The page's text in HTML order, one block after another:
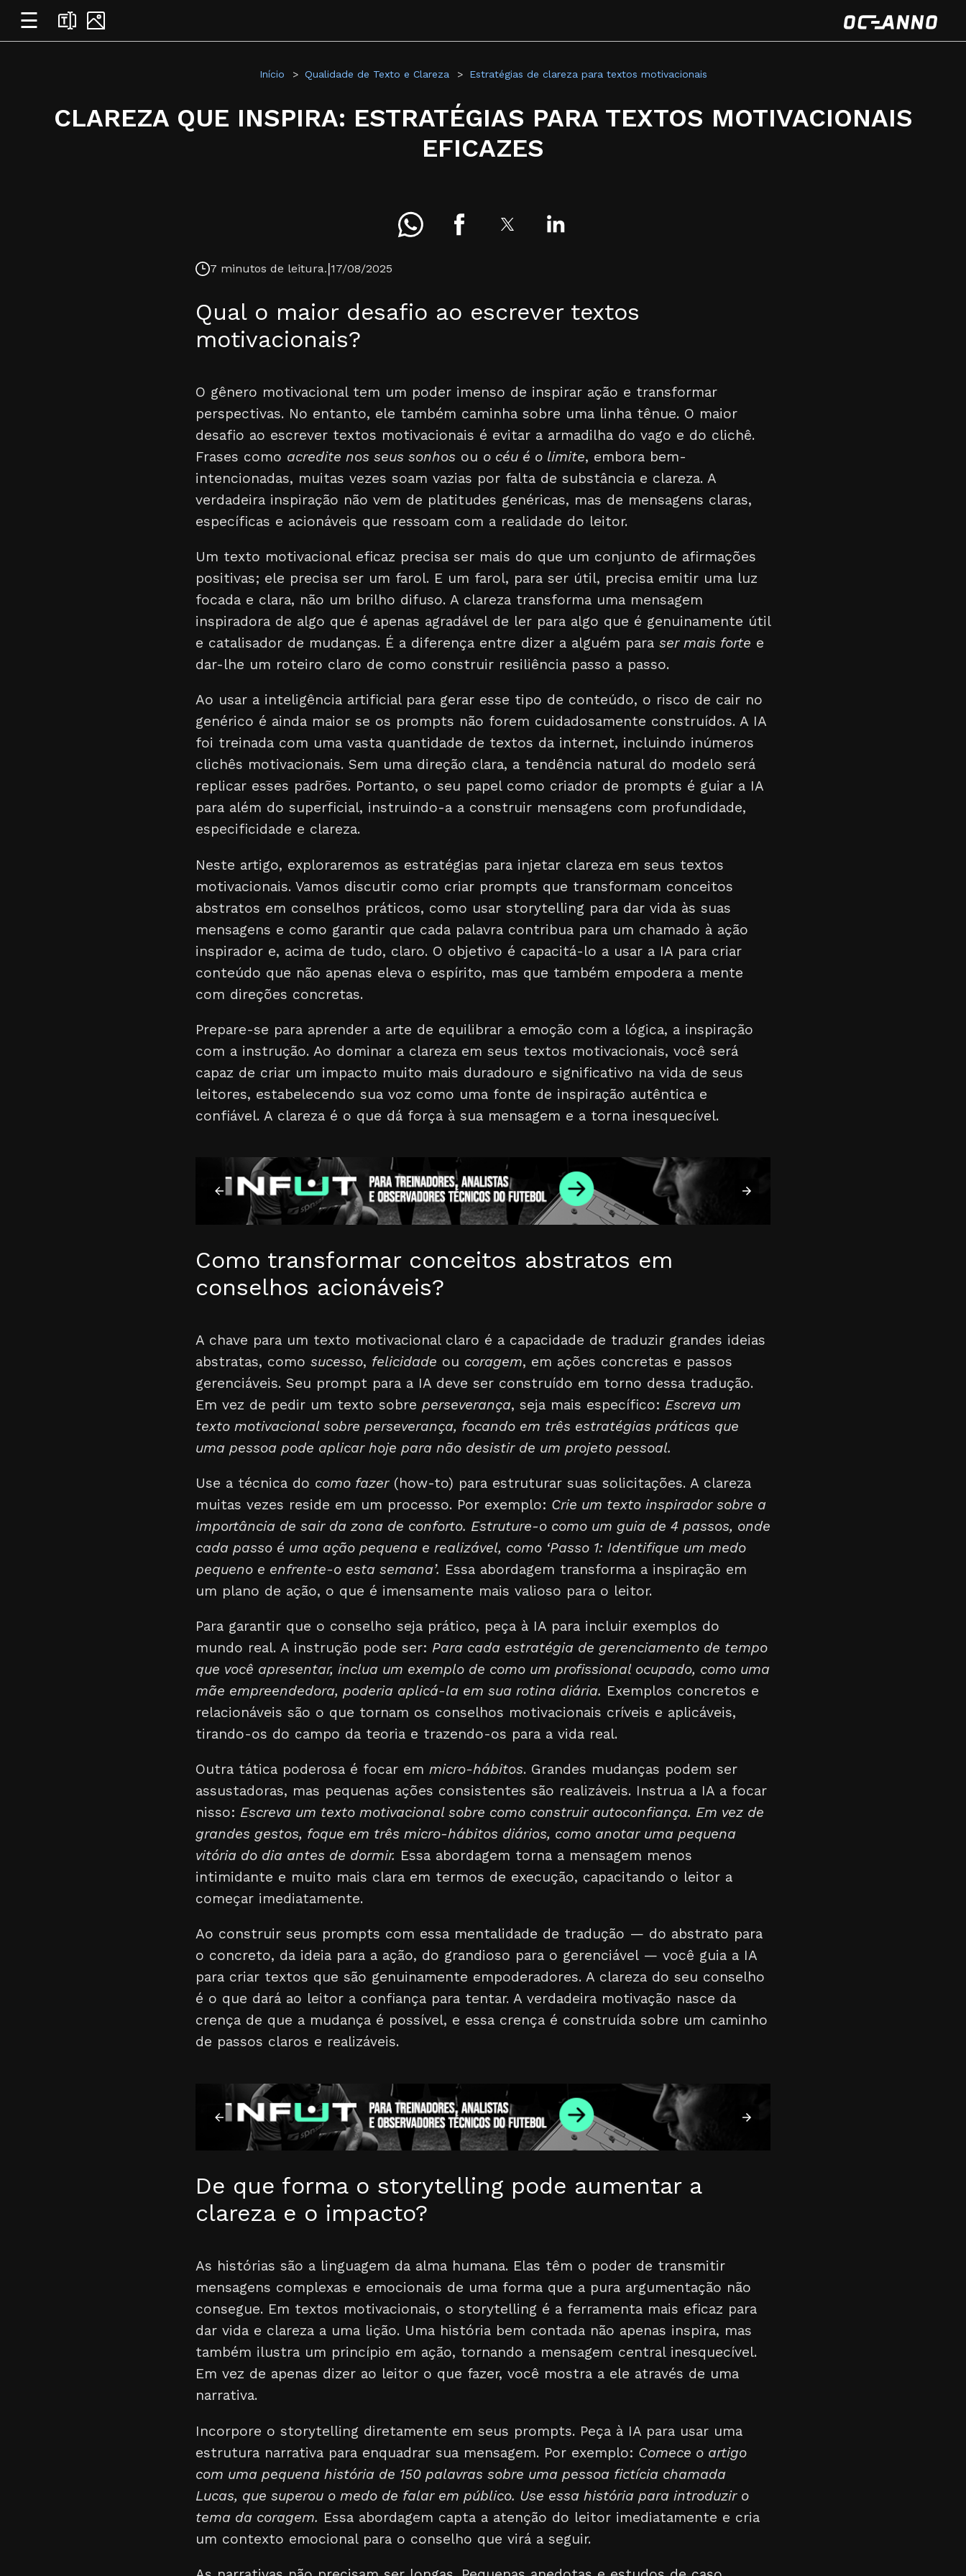
☰
Início Qualidade de Texto e Clareza Estratégias de clareza para textos motivacionais
CLAREZA QUE INSPIRA: ESTRATÉGIAS PARA TEXTOS MOTIVACIONAIS
EFICAZES
7 minutos de leitura.|17/08/2025
Qual o maior desafio ao escrever textos
motivacionais?
O gênero motivacional tem um poder imenso de inspirar ação e transformar
perspectivas. No entanto, ele também caminha sobre uma linha tênue. O maior
desafio ao escrever textos motivacionais é evitar a armadilha do vago e do clichê.
Frases como acredite nos seus sonhos ou o céu é o limite, embora bem-
intencionadas, muitas vezes soam vazias por falta de substância e clareza. A
verdadeira inspiração não vem de platitudes genéricas, mas de mensagens claras,
específicas e acionáveis que ressoam com a realidade do leitor.
Um texto motivacional eficaz precisa ser mais do que um conjunto de afirmações
positivas; ele precisa ser um farol. E um farol, para ser útil, precisa emitir uma luz
focada e clara, não um brilho difuso. A clareza transforma uma mensagem
inspiradora de algo que é apenas agradável de ler para algo que é genuinamente útil
e catalisador de mudanças. É a diferença entre dizer a alguém para ser mais forte e
dar-lhe um roteiro claro de como construir resiliência passo a passo.
Ao usar a inteligência artificial para gerar esse tipo de conteúdo, o risco de cair no
genérico é ainda maior se os prompts não forem cuidadosamente construídos. A IA
foi treinada com uma vasta quantidade de textos da internet, incluindo inúmeros
clichês motivacionais. Sem uma direção clara, a tendência natural do modelo será
replicar esses padrões. Portanto, o seu papel como criador de prompts é guiar a IA
para além do superficial, instruindo-a a construir mensagens com profundidade,
especificidade e clareza.
Neste artigo, exploraremos as estratégias para injetar clareza em seus textos
motivacionais. Vamos discutir como criar prompts que transformam conceitos
abstratos em conselhos práticos, como usar storytelling para dar vida às suas
mensagens e como garantir que cada palavra contribua para um chamado à ação
inspirador e, acima de tudo, claro. O objetivo é capacitá-lo a usar a IA para criar
conteúdo que não apenas eleva o espírito, mas que também empodera a mente
com direções concretas.
Prepare-se para aprender a arte de equilibrar a emoção com a lógica, a inspiração
com a instrução. Ao dominar a clareza em seus textos motivacionais, você será
capaz de criar um impacto muito mais duradouro e significativo na vida de seus
leitores, estabelecendo sua voz como uma fonte de inspiração autêntica e
confiável. A clareza é o que dá força à sua mensagem e a torna inesquecível.
Como transformar conceitos abstratos em
conselhos acionáveis?
A chave para um texto motivacional claro é a capacidade de traduzir grandes ideias
abstratas, como sucesso, felicidade ou coragem, em ações concretas e passos
gerenciáveis. Seu prompt para a IA deve ser construído em torno dessa tradução.
Em vez de pedir um texto sobre perseverança, seja mais específico: Escreva um
texto motivacional sobre perseverança, focando em três estratégias práticas que
uma pessoa pode aplicar hoje para não desistir de um projeto pessoal.
Use a técnica do como fazer(how-to) para estruturar suas solicitações. A clareza
muitas vezes reside em um processo. Por exemplo: Crie um texto inspirador sobre a
importância de sair da zona de conforto. Estruture-o como um guia de 4 passos, onde
cada passo é uma ação pequena e realizável, como ‘Passo 1: Identifique um medo
pequeno e enfrente-o esta semana’. Essa abordagem transforma a inspiração em
um plano de ação, o que é imensamente mais valioso para o leitor.
Para garantir que o conselho seja prático, peça à IA para incluir exemplos do
mundo real. A instrução pode ser: Para cada estratégia de gerenciamento de tempo
que você apresentar, inclua um exemplo de como um profissional ocupado, como uma
mãe empreendedora, poderia aplicá-la em sua rotina diária. Exemplos concretos e
relacionáveis são o que tornam os conselhos motivacionais críveis e aplicáveis,
tirando-os do campo da teoria e trazendo-os para a vida real.
Outra tática poderosa é focar em micro-hábitos. Grandes mudanças podem ser
assustadoras, mas pequenas ações consistentes são realizáveis. Instrua a IA a focar
nisso: Escreva um texto motivacional sobre como construir autoconfiança. Em vez de
grandes gestos, foque em três micro-hábitos diários, como anotar uma pequena
vitória do dia antes de dormir. Essa abordagem torna a mensagem menos
intimidante e muito mais clara em termos de execução, capacitando o leitor a
começar imediatamente.
Ao construir seus prompts com essa mentalidade de tradução — do abstrato para
o concreto, da ideia para a ação, do grandioso para o gerenciável — você guia a IA
para criar textos que são genuinamente empoderadores. A clareza do seu conselho
é o que dará ao leitor a confiança para tentar. A verdadeira motivação nasce da
crença de que a mudança é possível, e essa crença é construída sobre um caminho
de passos claros e realizáveis.
De que forma o storytelling pode aumentar a
clareza e o impacto?
As histórias são a linguagem da alma humana. Elas têm o poder de transmitir
mensagens complexas e emocionais de uma forma que a pura argumentação não
consegue. Em textos motivacionais, o storytelling é a ferramenta mais eficaz para
dar vida e clareza a uma lição. Uma história bem contada não apenas inspira, mas
também ilustra um princípio em ação, tornando a mensagem central inesquecível.
Em vez de apenas dizer ao leitor o que fazer, você mostra a ele através de uma
narrativa.
Incorpore o storytelling diretamente em seus prompts. Peça à IA para usar uma
estrutura narrativa para enquadrar sua mensagem. Por exemplo: Comece o artigo
com uma pequena história de 150 palavras sobre uma pessoa fictícia chamada
Lucas, que superou o medo de falar em público. Use essa história para introduzir o
tema da coragem. Essa abordagem capta a atenção do leitor imediatamente e cria
um contexto emocional para o conselho que virá a seguir.